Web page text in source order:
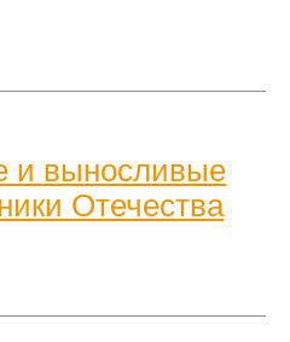
и выносливые
Отечества